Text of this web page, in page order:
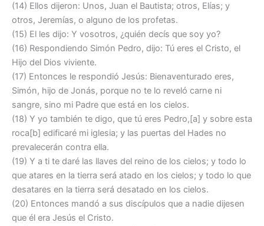
(14) Ellos dijeron: Unos, Juan el Bautista; otros, Elías; y
otros, Jeremías, o alguno de los profetas.
(15) El les dijo: Y vosotros, ¿quién decís que soy yo?
(16) Respondiendo Simón Pedro, dijo: Tú eres el Cristo, el
Hijo del Dios viviente.
(17) Entonces le respondió Jesús: Bienaventurado eres,
Simón, hijo de Jonás, porque no te lo reveló carne ni
sangre, sino mi Padre que está en los cielos.
(18) Y yo también te digo, que tú eres Pedro,[a] y sobre esta
roca[b] edificaré mi iglesia; y las puertas del Hades no
prevalecerán contra ella.
(19) Y a ti te daré las llaves del reino de los cielos; y todo lo
que atares en la tierra será atado en los cielos; y todo lo que
desatares en la tierra será desatado en los cielos.
(20) Entonces mandó a sus discípulos que a nadie dijesen
que él era Jesús el Cristo.